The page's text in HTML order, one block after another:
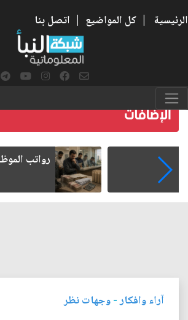
الرئيسية | كل المواضيع | اتصل بنا
رواتب الموظفين على صفيح
آراء وافكار-وجهات نظر